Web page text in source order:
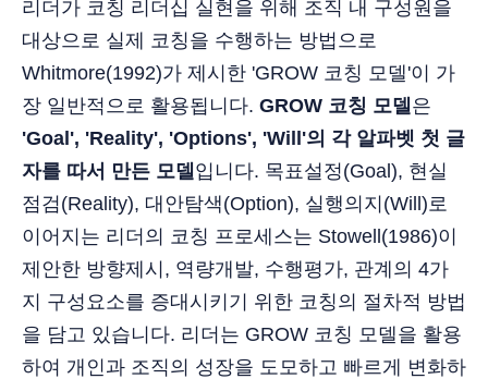
리더가 코칭 리더십 실현을 위해 조직 내 구성원을
대상으로 실제 코칭을 수행하는 방법으로
Whitmore(1992)가 제시한 'GROW 코칭 모델'이 가
장 일반적으로 활용됩니다. GROW 코칭 모델 은
'Goal', 'Reality', 'Options', 'Will'의 각 알파벳 첫 글
자를 따서 만든 모델 입니다. 목표설정(Goal), 현실
점검(Reality), 대안탐색(Option), 실행의지(Will)로
이어지는 리더의 코칭 프로세스는 Stowell(1986)이
제안한 방향제시, 역량개발, 수행평가, 관계의 4가
지 구성요소를 증대시키기 위한 코칭의 절차적 방법
을 담고 있습니다. 리더는 GROW 코칭 모델을 활용
하여 개인과 조직의 성장을 도모하고 빠르게 변화하